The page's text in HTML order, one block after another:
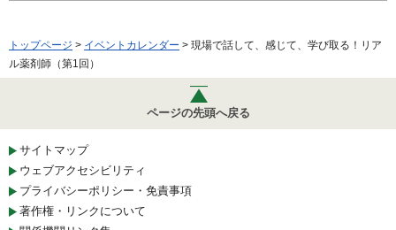
トップページ > イベントカレンダー > 現場で話して、感じて、学び取る！リア
ル薬剤師（第1回）
ページの先頭へ戻る
サイトマップ
ウェブアクセシビリティ
プライバシーポリシー・免責事項
著作権・リンクについて